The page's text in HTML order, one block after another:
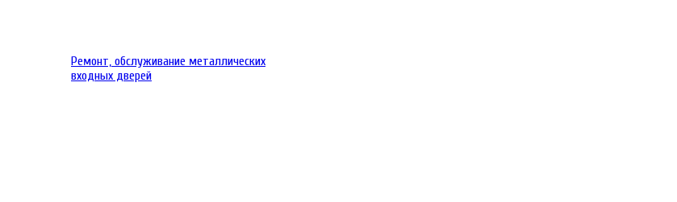
Ремонт, обслуживание металлических
входных дверей